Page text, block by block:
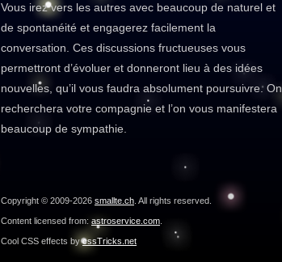
Vous irez vers les autres avec beaucoup de naturel et
de spontanéité et engagerez facilement la
conversation. Ces discussions fructueuses vous
permettront d’évoluer et donneront lieu à des idées
nouvelles, qu’il vous faudra absolument poursuivre. On
recherchera votre compagnie et l’on vous manifestera
beaucoup de sympathie.
Copyright © 2009-2026 smallte.ch . All rights reserved.
Content licensed from: astroservice.com
Cool CSS effects bycssTricks.net